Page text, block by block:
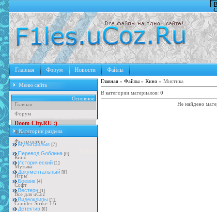
Файлы
Новости
Форум
Главная
Меню сайта
Основное
Главная
Форум
Doom-City.RU :)
Файлы
Фотохостинг
Кино
Музыка
Игры
Софт
Всё для uCoz
Counter-Strike 1.6
Категории раздела
Мультфильм [7]
Перевод Goблина [0]
Исторический [1]
Документальный [0]
Боевик [4]
Вестерн [1]
Видеоклипы [1]
Детектив [0]
Главная » Файлы » Кино » Мистика
В категории материалов: 0
Не найдено